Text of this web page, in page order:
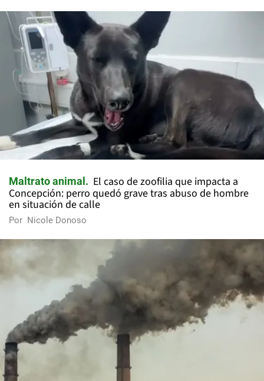
Maltrato animal
El caso de zoofilia que impacta a
Concepción: perro quedó grave tras abuso de hombre
en situación de calle
Por Nicole Donoso